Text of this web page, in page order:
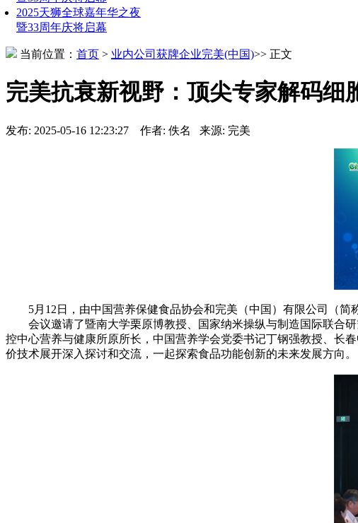
2025天狮全球嘉年华之夜
暨33周年庆将启幕
当前位置： 首页 > 业内公司 获牌企业完美(中国)>> 正文
完美抗衰新视野：顶尖专家解码细
发布: 2025-05-16 12:23:27 作者: 佚名 来源: 完美
5月12日，由中国营养保健食品协会和完美（中国）有限公司（简
会议邀请了暨南大学栗原博教授、国家纳米操纵与制造国际联合研
控中心营养与健康所原所长，中国营养学会党委书记丁钢强教授、长
价技术展开深入探讨和交流，一起探索食品功能创新的未来发展方向。